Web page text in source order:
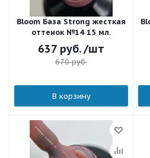
Bloom База Strong жесткая
оттенок №14 15 мл.
637 руб. /шт
670руб.
В корзину